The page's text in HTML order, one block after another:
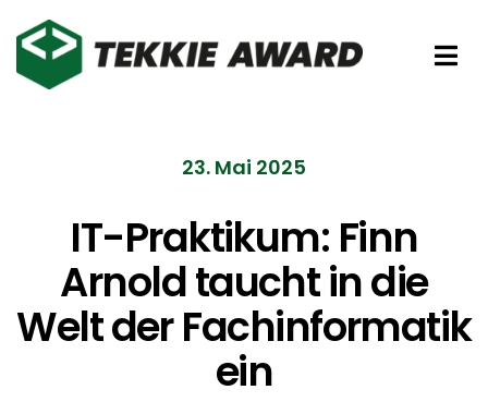
Inhalt
springen
Förderer
Über uns
23. Mai 2025
IT-Praktikum: Finn
Arnold taucht in die
Welt der Fachinformatik
ein